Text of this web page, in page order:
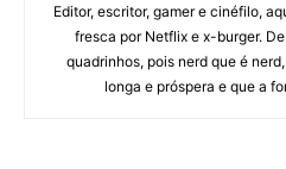
Editor, escritor, gamer e cinéfilo,
fresca por Netflix e x-burger.
quadrinhos, pois nerd que é
longa e próspera e que a